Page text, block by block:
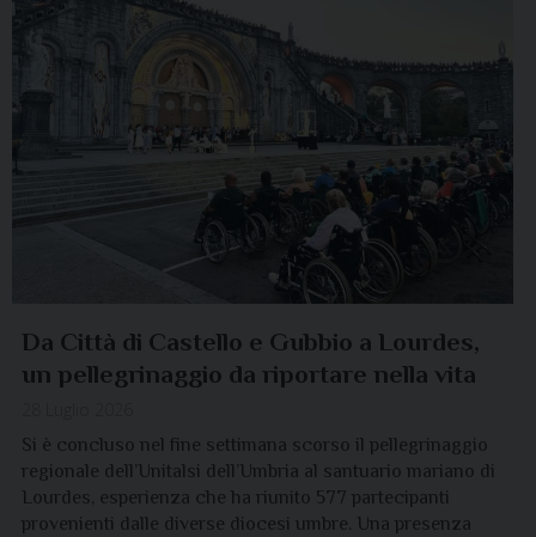
Da Città di Castello e Gubbio a Lourdes,
un pellegrinaggio da riportare nella vita
Si è concluso nel fine settimana scorso il pellegrinaggio
regionale dell’Unitalsi dell’Umbria al santuario mariano di
Lourdes, esperienza che ha riunito 577 partecipanti
provenienti dalle diverse diocesi umbre. Una presenza